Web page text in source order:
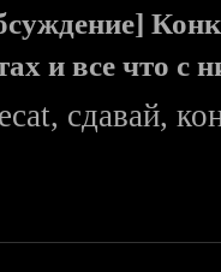
и все что с
сдавай,